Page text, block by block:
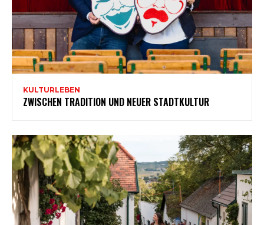
KULTURLEBEN
ZWISCHEN TRADITION UND NEUER STADTKULTUR